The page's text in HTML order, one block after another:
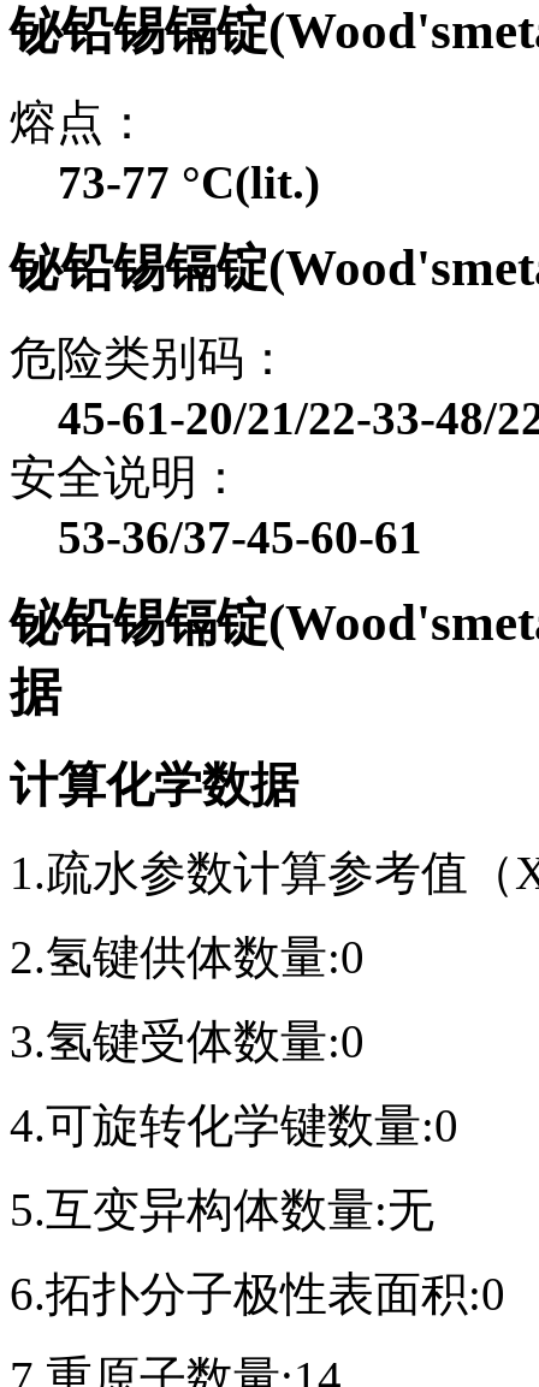
铋铅锡镉锭
熔点：
73-77 °C(lit.)
铋铅锡镉锭
危险类别码：
45-61-20/21/22-33-48/
安全说明：
53-36/37-45-60-61
铋铅锡镉锭
据
计算化学数据
1.疏水参数计算参考值（
2.氢键供体数量:0
3.氢键受体数量:0
4.可旋转化学键数量:0
5.互变异构体数量:无
6.拓扑分子极性表面积:0